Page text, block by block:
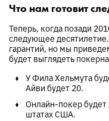
Что нам готовит
Теперь, когда позади
следующее
гарантий, но мы
будет выглядеть
У Фила Хельмута
Айви будет 20.
Онлайн-покер будет
штатах США.